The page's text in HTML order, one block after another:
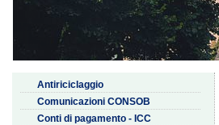
Antiriciclaggio
Comunicazioni CONSOB
Conti di pagamento - ICC